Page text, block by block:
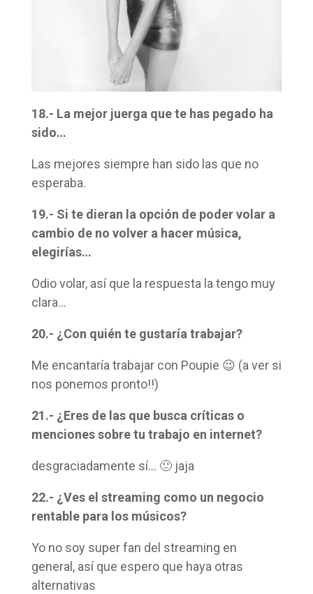
18.- La mejor juerga que te has pegado ha
sido…
Las mejores siempre han sido las que no
esperaba.
19.- Si te dieran la opción de poder volar a
cambio de no volver a hacer música,
elegirías…
Odio volar, así que la respuesta la tengo muy
clara…
20.- ¿Con quién te gustaría trabajar?
Me encantaría trabajar con Poupie 😉 (a ver si
nos ponemos pronto!!)
21.- ¿Eres de las que busca críticas o
menciones sobre tu trabajo en internet?
desgraciadamente sí… 🙁 jaja
22.- ¿Ves el streaming como un negocio
rentable para los músicos?
Yo no soy super fan del streaming en
general, así que espero que haya otras
alternativas